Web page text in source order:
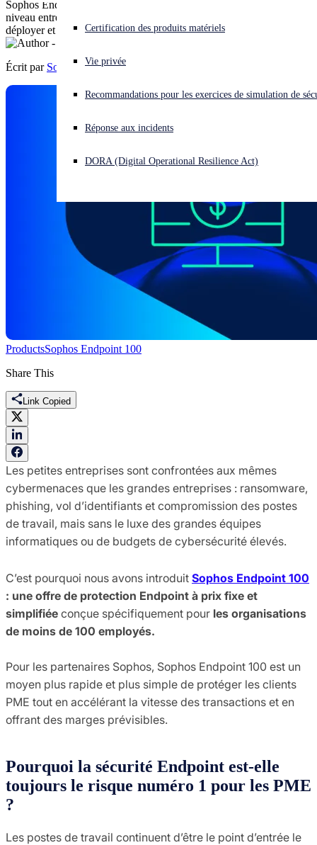
Vous subissez une cyberattaque ? Obtenez une aide immédiate.
Se connecter
Open search
Open language switcher
Certification des produits matériels
Vie privée
Recommandations pour les exercices de simulation de
Réponse aux incidents
DORA (Digital Operational Resilience Act)
Sophos Endpoint 100 fournit une protection Endpoint complète de
niveau entreprise pour les PME, dans un package facile à vendre, à
déployer et à prendre en charge.
Écrit par Sophos
ProductsSophos Endpoint 100
Share This
Link Copied
Les petites entreprises sont confrontées aux mêmes
cybermenaces que les grandes entreprises : ransomware,
phishing, vol d’identifiants et compromission des postes
de travail, mais sans le luxe des grandes équipes
informatiques ou de budgets de cybersécurité élevés.
C’est pourquoi nous avons introduit Sophos Endpoint 100
: une offre de protection Endpoint à prix fixe et
simplifiée conçue spécifiquement pour les organisations
de moins de 100 employés.
Pour les partenaires Sophos, Sophos Endpoint 100 est un
moyen plus rapide et plus simple de protéger les clients
PME tout en accélérant la vitesse des transactions et en
offrant des marges prévisibles.
Pourquoi la sécurité Endpoint est-elle
toujours le risque numéro 1 pour les PME
?
Les postes de travail continuent d’être le point d’entrée le